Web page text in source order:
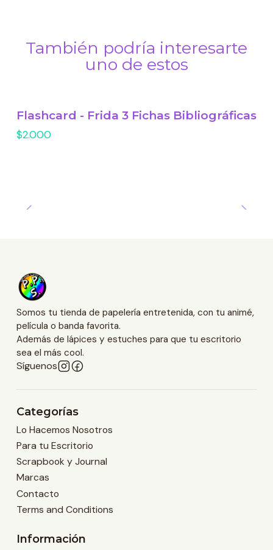
También podría interesarte
uno de estos
Flashcard - Frida 3 Fichas Bibliográficas
$2.000
Somos tu tienda de papelería entretenida, con tu animé,
película o banda favorita.
Además de lápices y estuches para que tu escritorio
sea el más cool.
Síguenos
Categorías
Lo Hacemos Nosotros
Para tu Escritorio
Scrapbook y Journal
Marcas
Contacto
Terms and Conditions
Información